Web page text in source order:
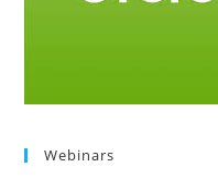
Webinars